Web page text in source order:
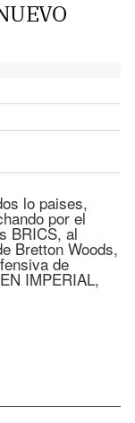
lo paises,
por el
BRICS, al
Bretton Woods,
de
IMPERIAL,